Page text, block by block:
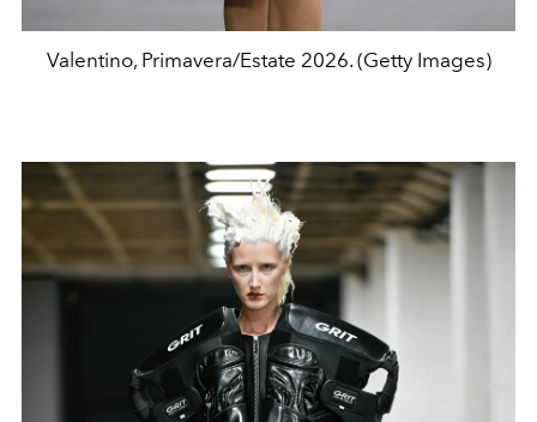
Valentino, Primavera/Estate 2026. (Getty Images)